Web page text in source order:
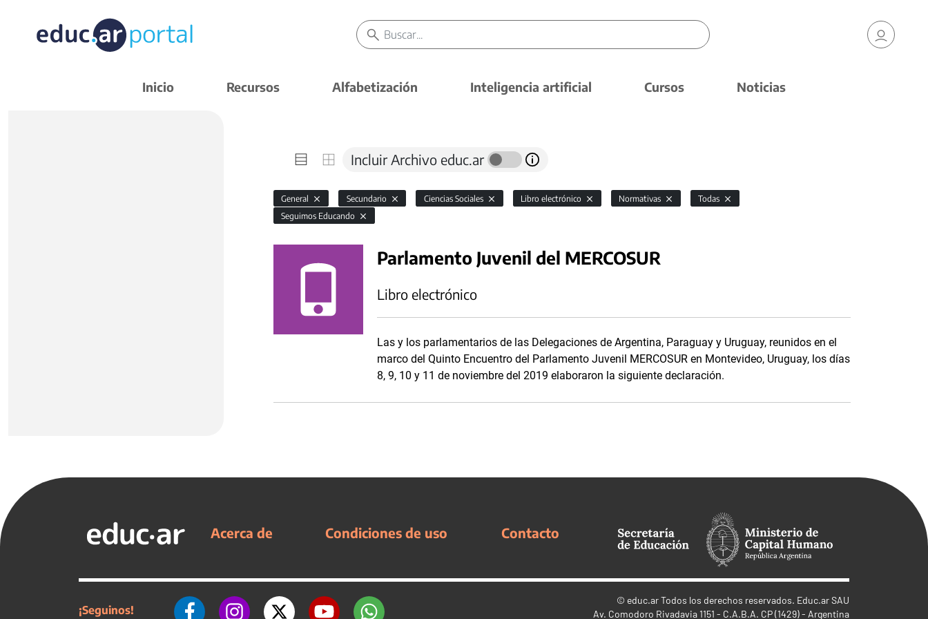
Inicio Recursos Alfabetización Inteligencia artificial Cursos Noticias
Incluir Archivo educ.ar
General Secundario Ciencias Sociales Libro electrónico Normativas
Todas
Seguimos Educando
Parlamento Juvenil del MERCOSUR
Libro electrónico
Las y los parlamentarios de las Delegaciones de Argentina, Paraguay y Uruguay, reunidos en el
marco del Quinto Encuentro del Parlamento Juvenil MERCOSUR en Montevideo, Uruguay, los días
8, 9, 10 y 11 de noviembre del 2019 elaboraron la siguiente declaración.
Acerca de Condiciones de uso Contacto
¡Seguinos!
© educ.arTodos los derechos reservados. Educ.ar SAU
Av. Comodoro Rivadavia 1151 - C.A.B.A. CP (1429) - Argentina